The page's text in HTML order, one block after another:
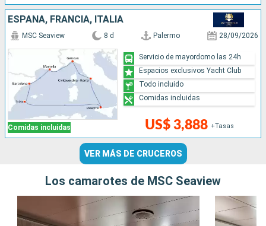
ESPAÑA, FRANCIA, ITALIA
Comidas incluidas
MSC Seaview 8 d Palermo 28/09/2026
US$ 3,888 +Tasas
Servicio de mayordomo las 24h
Espacios exclusivos Yacht Club
Todo incluido
Comidas incluidas
VER MÁS DE CRUCEROS
Los camarotes de MSC Seaview